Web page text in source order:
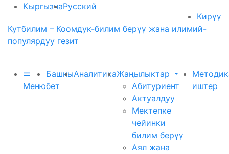
КыргызчаРусский
Кирүү
Кутбилим – Коомдук-билим берүү жана илимий-
популярдуу гезит
Меню
Башкы
бет
АналитикаЖаңылыктар
Абитуриент
Актуалдуу
Мектепке
чейинки
билим берүү
Аял жана
иштер